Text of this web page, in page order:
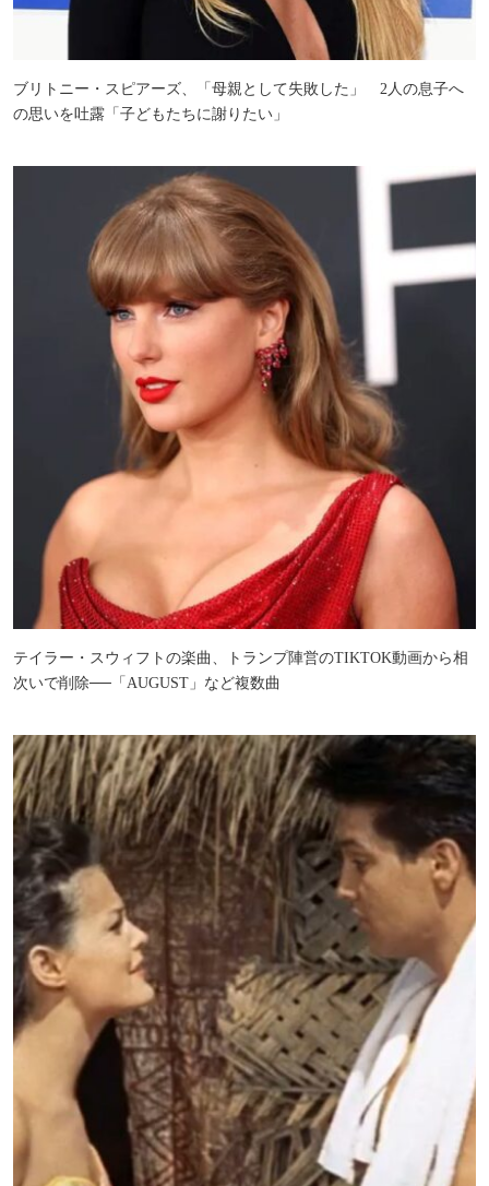
ブリトニー・スピアーズ、「母親として失敗した」 2人の息子へ
の思いを吐露「子どもたちに謝りたい」
テイラー・スウィフトの楽曲、トランプ陣営のTIKTOK動画から相
次いで削除──「AUGUST」など複数曲